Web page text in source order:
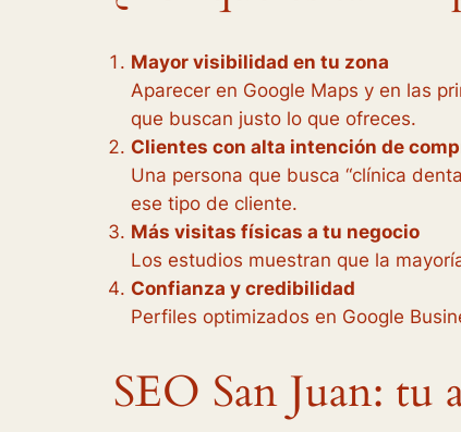
Mayor visibilidad en tu zona
Aparecer en Google Maps y en las
que buscan justo lo que ofreces.
Clientes con alta intención de
Una persona que busca “clínica
ese tipo de cliente.
Más visitas físicas a tu negocio
Los estudios muestran que la
Confianza y credibilidad
Perfiles optimizados en Google
SEO San Juan: tu